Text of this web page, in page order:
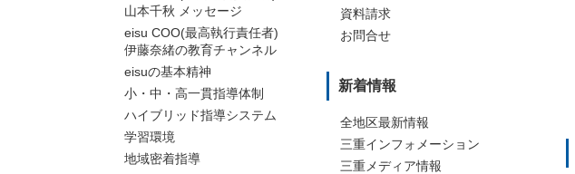
白子駅前校
旭ヶ丘校
津駅前校
久居駅前校
中川駅前校
松阪駅前校
明和校
小俣校
伊賀市丸之内校
山本千秋 メッセージ
eisu COO(最高執行責任者)
伊藤奈緒の教育チャンネル
eisuの基本精神
小・中・高一貫指導体制
ハイブリッド指導システム
学習環境
地域密着指導
資料請求
お問合せ
新着情報
全地区最新情報
三重インフォメーション
三重メディア情報